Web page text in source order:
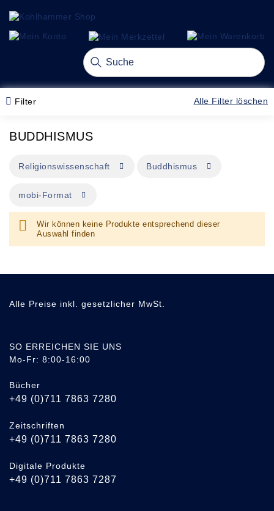
springen
springen
Filter Alle Filter löschen
BUDDHISMUS
Religionswissenschaft Buddhismus
mobi-Format
Wir können keine Produkte entsprechend dieser
Auswahl finden
Alle Preise inkl. gesetzlicher MwSt.
SO ERREICHEN SIE UNS
Mo-Fr: 8:00-16:00
Bücher
+49 (0)711 7863 7280
Zeitschriften
+49 (0)711 7863 7280
Digitale Produkte
+49 (0)711 7863 7287